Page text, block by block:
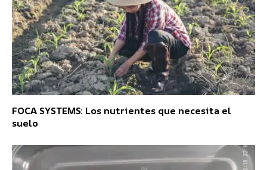
FOCA SYSTEMS: Los nutrientes que necesita el
suelo